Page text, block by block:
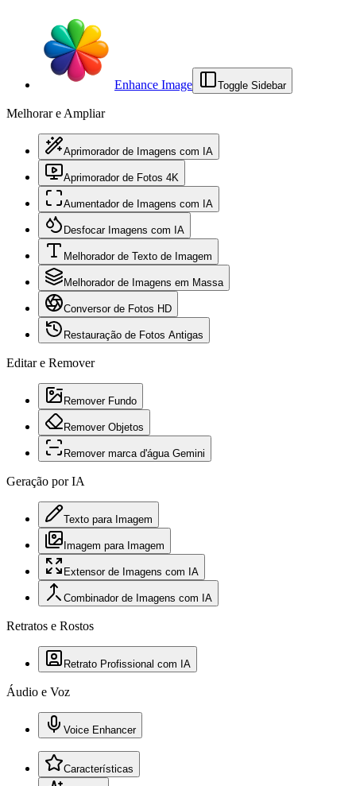
Enhance Image Toggle Sidebar
Melhorar e Ampliar
Aprimorador de Imagens com IA
Aprimorador de Fotos 4K
Aumentador de Imagens com IA
Desfocar Imagens com IA
Melhorador de Texto de Imagem
Melhorador de Imagens em Massa
Conversor de Fotos HD
Restauração de Fotos Antigas
Editar e Remover
Remover Fundo
Remover Objetos
Remover marca d'água Gemini
Geração por IA
Texto para Imagem
Imagem para Imagem
Extensor de Imagens com IA
Combinador de Imagens com IA
Retratos e Rostos
Retrato Profissional com IA
Áudio e Voz
Voice Enhancer
Características